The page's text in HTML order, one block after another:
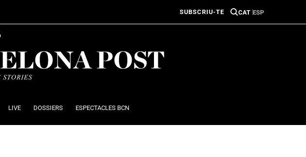
SUBSCRIU-TE CAT ESP
LIVE DOSSIERS ESPECTACLES BCN